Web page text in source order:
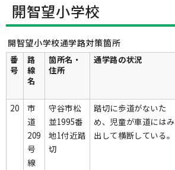
開智望小学校
開智望小学校通学路対策箇所
番
号
路
線
名
箇所名・
住所
通学路の状況
20
市
道
209
号
線
守谷市松
並1995番
地1付近踏
切
踏切に歩道がないた
め、児童が車道にはみ
出して横断している。